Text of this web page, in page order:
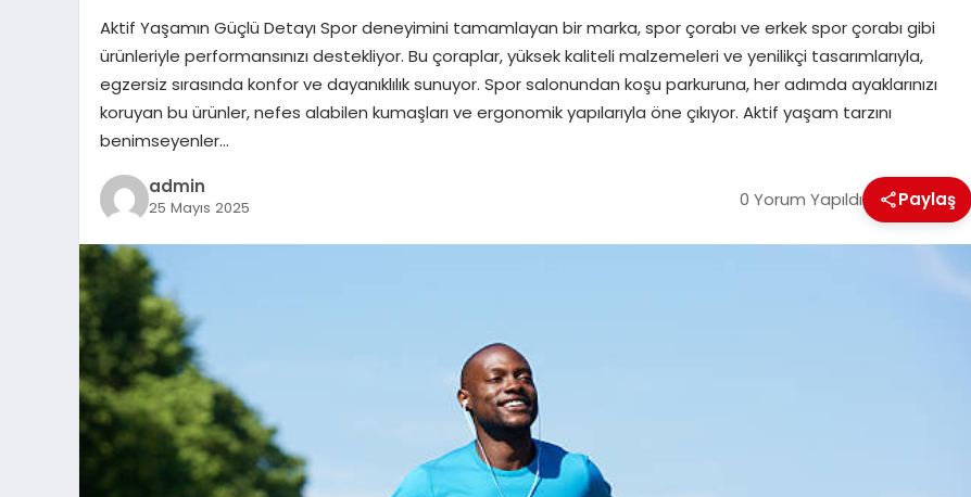
Aktif Yaşamın Güçlü Detayı Spor deneyimini tamamlayan bir marka, spor çorabı ve erkek spor çorabı gibi
ürünleriyle performansınızı destekliyor. Bu çoraplar, yüksek kaliteli malzemeleri ve yenilikçi tasarımlarıyla,
egzersiz sırasında konfor ve dayanıklılık sunuyor. Spor salonundan koşu parkuruna, her adımda ayaklarınızı
koruyan bu ürünler, nefes alabilen kumaşları ve ergonomik yapılarıyla öne çıkıyor. Aktif yaşam tarzını
benimseyenler…
admin
25 Mayıs 2025 0 Yorum Yapıldı Paylaş